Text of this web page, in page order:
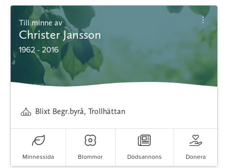
Till minne av
Christer Jansson
1962 - 2016
Blixt Begr.byrå, Trollhättan
Minnessida Blommor Dödsannons Donera